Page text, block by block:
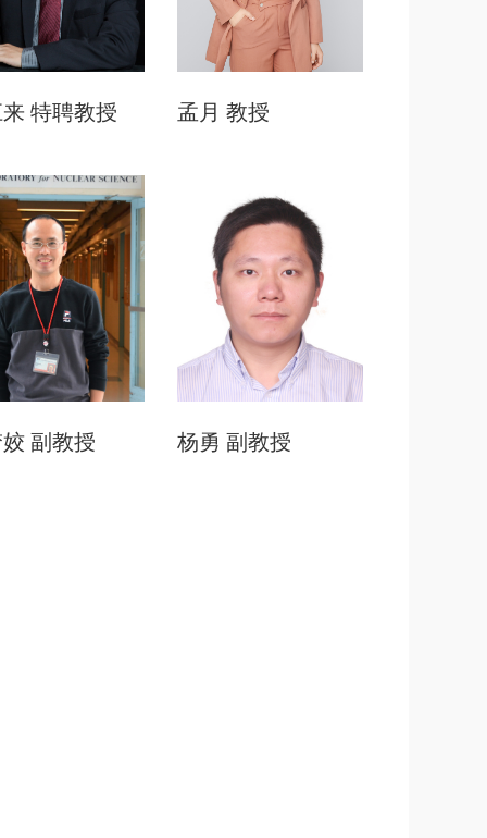
特聘教授 孟月 教授
副教授 杨勇 副教授